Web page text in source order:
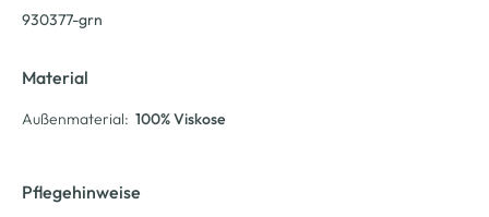
930377-grn
Material
Außenmaterial: 100% Viskose
Pflegehinweise